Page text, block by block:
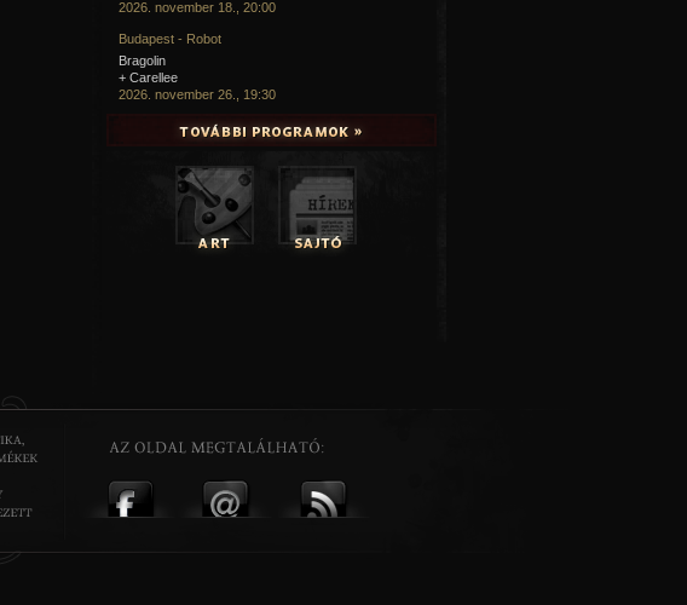
2026. november 18., 20:00
Budapest - Robot
Bragolin
+ Carellee
2026. november 26., 19:30